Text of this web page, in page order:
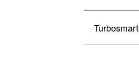
Turbosmart